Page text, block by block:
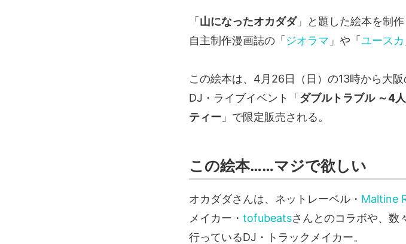
「 山になったオカダダ」と題した絵本を制
自主制作漫画誌の「 ジオラマ 」や「 ユースカ
この絵本は、4月26日（日）の13時から大
DJ・ライブイベント「 ダブルトラブル ～4
ティー 」で限定販売される。
この絵本……マジで欲しい
オカダダさんは、ネットレーベル・ Maltine
メイカー・ tofubeatsさんとのコラボや、数
行っているDJ・トラックメイカー。